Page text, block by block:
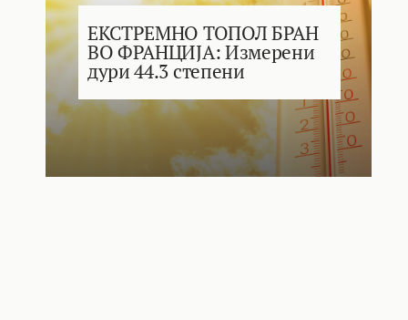
ЕКСТРЕМНО ТОПОЛ БРАН
ВО ФРАНЦИЈА: Измерени
дури 44.3 степени